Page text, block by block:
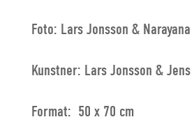
Foto: Lars Jonsson & Narayana
Kunstner: Lars Jonsson & Jens
Format: 50 x 70 cm